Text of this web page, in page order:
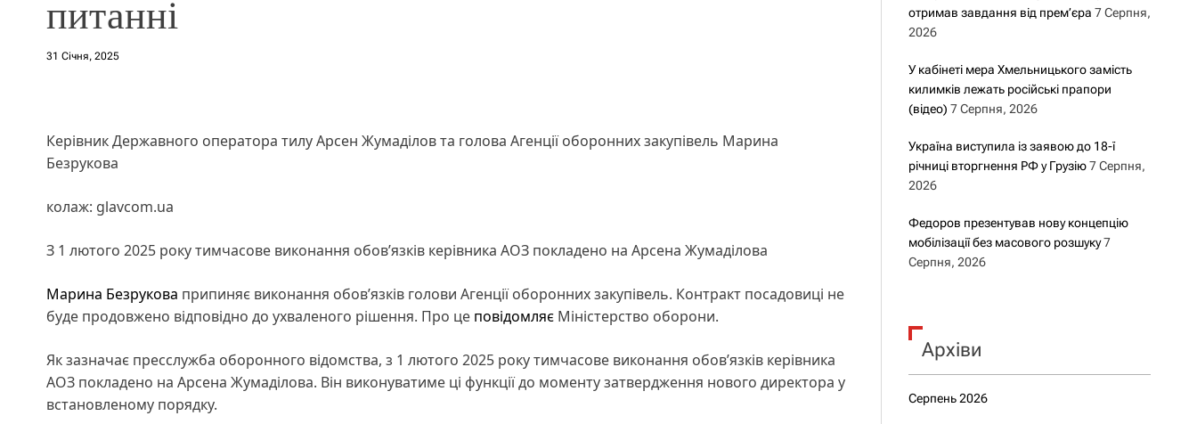
питанні
31 Січня, 2025
Керівник Державного оператора тилу Арсен Жумаділов та голова Агенції оборонних закупівель Марина
Безрукова
колаж: glavcom.ua
З 1 лютого 2025 року тимчасове виконання обов’язків керівника АОЗ покладено на Арсена Жумаділова
Марина Безрукова припиняє виконання обов’язків голови Агенції оборонних закупівель. Контракт посадовиці не
буде продовжено відповідно до ухваленого рішення. Про це повідомляє Міністерство оборони.
Як зазначає пресслужба оборонного відомства, з 1 лютого 2025 року тимчасове виконання обов’язків керівника
АОЗ покладено на Арсена Жумаділова. Він виконуватиме ці функції до моменту затвердження нового директора у
встановленому порядку.
отримав завдання від прем’єра 7 Серпня,
2026
У кабінеті мера Хмельницького замість
килимків лежать російські прапори
(відео) 7 Серпня, 2026
Україна виступила із заявою до 18-ї
річниці вторгнення РФ у Грузію 7 Серпня,
2026
Федоров презентував нову концепцію
мобілізації без масового розшуку 7
Серпня, 2026
Архіви
Серпень 2026